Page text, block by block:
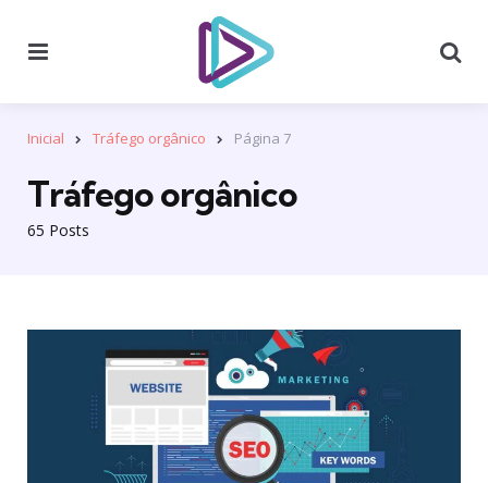
Inicial Tráfego orgânico Página 7
65 Posts
Tráfego orgânico